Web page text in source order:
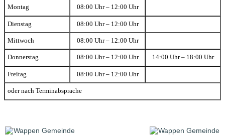
Montag 08:00 Uhr – 12:00 Uhr
Dienstag 08:00 Uhr – 12:00 Uhr
Mittwoch 08:00 Uhr – 12:00 Uhr
Donnerstag 08:00 Uhr – 12:00 Uhr 14:00 Uhr – 18:00 Uhr
Freitag 08:00 Uhr – 12:00 Uhr
oder nach Terminabsprache